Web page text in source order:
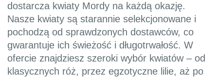
dostarcza kwiaty Mordy na każdą okazję.
Nasze kwiaty są starannie selekcjonowane i
pochodzą od sprawdzonych dostawców, co
gwarantuje ich świeżość i długotrwałość. W
ofercie znajdziesz szeroki wybór kwiatów – od
klasycznych róż, przez egzotyczne lilie, aż po